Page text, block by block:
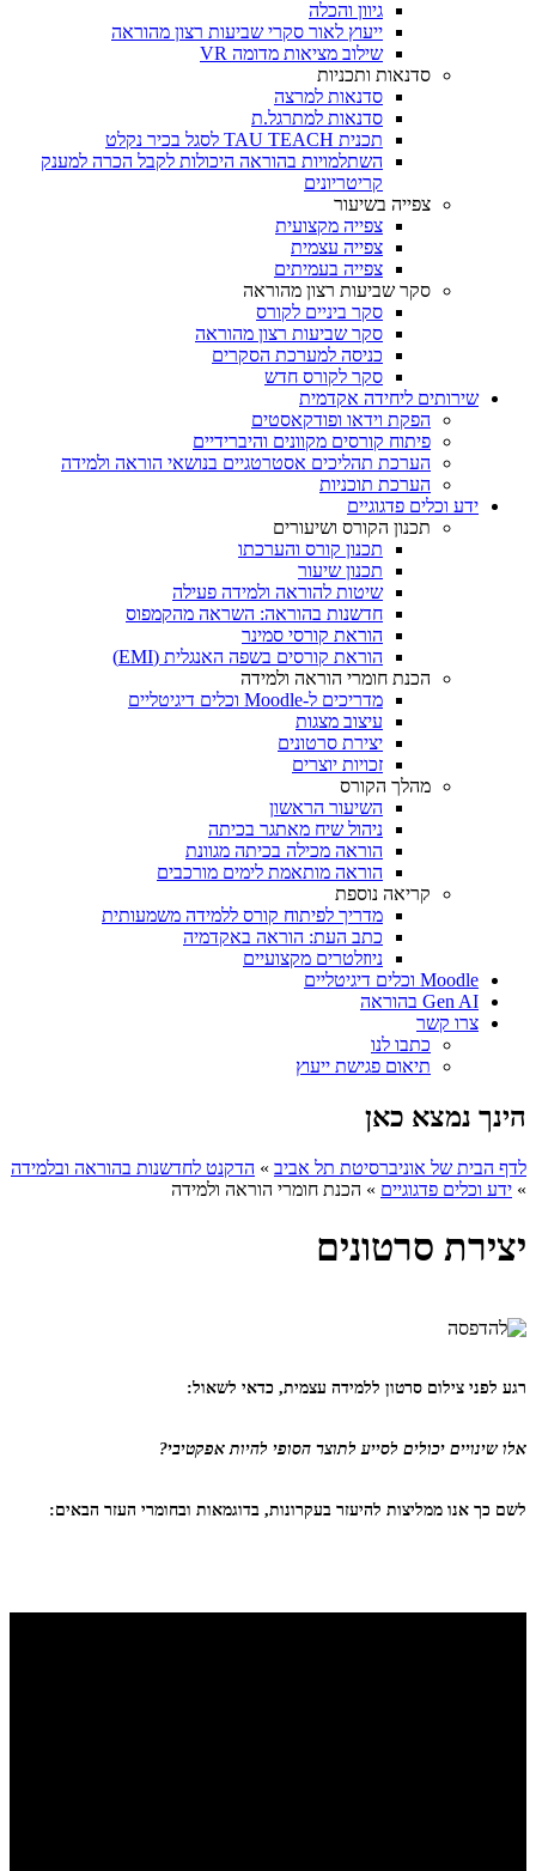
גיוון והכלה
ייעוץ לאור סקרי שביעות רצון מהוראה
שילוב מציאות מדומה VR
סדנאות ותכניות
סדנאות למרצה
סדנאות למתרגל.ת
תכנית TAU TEACH לסגל בכיר נקלט
השתלמויות בהוראה היכולות לקבל הכרה למענק
קריטריונים
צפייה בשיעור
צפייה מקצועית
צפייה עצמית
צפייה בעמיתים
סקר שביעות רצון מהוראה
סקר ביניים לקורס
סקר שביעות רצון מהוראה
כניסה למערכת הסקרים
סקר לקורס חדש
שירותים ליחידה אקדמית
הפקת וידאו ופודקאסטים
פיתוח קורסים מקוונים והיברידיים
הערכת תהליכים אסטרטגיים בנושאי הוראה ולמידה
הערכת תוכניות
ידע וכלים פדגוגיים
תכנון הקורס ושיעורים
תכנון קורס והערכתו
תכנון שיעור
שיטות להוראה ולמידה פעילה
חדשנות בהוראה: השראה מהקמפוס
הוראת קורסי סמינר
הוראת קורסים בשפה האנגלית (EMI)
הכנת חומרי הוראה ולמידה
מדריכים ל-Moodle וכלים דיגיטליים
עיצוב מצגות
יצירת סרטונים
זכויות יוצרים
מהלך הקורס
השיעור הראשון
ניהול שיח מאתגר בכיתה
הוראה מכילה בכיתה מגוונת
הוראה מותאמת לימים מורכבים
קריאה נוספת
מדריך לפיתוח קורס ללמידה משמעותית
כתב העת: הוראה באקדמיה
ניוזלטרים מקצועיים
Moodle וכלים דיגיטליים
Gen AI בהוראה
צרו קשר
כתבו לנו
תיאום פגישת ייעוץ
הינך נמצא כאן
לדף הבית של אוניברסיטת תל אביב » הדקנט לחדשנות בהוראה ובלמידה
» ידע וכלים פדגוגיים » הכנת חומרי הוראה ולמידה
יצירת סרטונים
רגע לפני צילום סרטון ללמידה עצמית, כדאי לשאול:
אלו שינויים יכולים לסייע לתוצר הסופי להיות אפקטיבי?
לשם כך אנו ממליצות להיעזר בעקרונות, בדוגמאות ובחומרי העזר הבאים: